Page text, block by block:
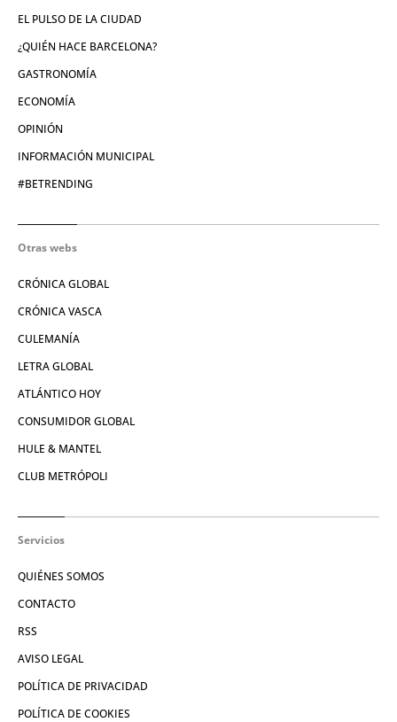
EL PULSO DE LA CIUDAD
¿QUIÉN HACE BARCELONA?
GASTRONOMÍA
ECONOMÍA
OPINIÓN
INFORMACIÓN MUNICIPAL
#BETRENDING
Otras webs
CRÓNICA GLOBAL
CRÓNICA VASCA
CULEMANÍA
LETRA GLOBAL
ATLÁNTICO HOY
CONSUMIDOR GLOBAL
HULE & MANTEL
CLUB METRÓPOLI
Servicios
QUIÉNES SOMOS
CONTACTO
RSS
AVISO LEGAL
POLÍTICA DE PRIVACIDAD
POLÍTICA DE COOKIES